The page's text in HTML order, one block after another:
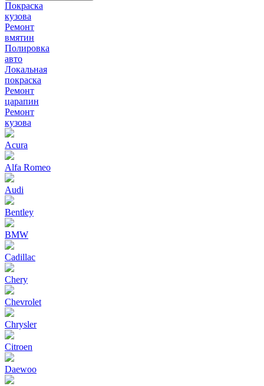
Покраска
кузова
Ремонт
вмятин
Полировка
авто
Локальная
покраска
Ремонт
царапин
Ремонт
кузова
Acura
Alfa Romeo
Audi
Bentley
BMW
Cadillac
Chery
Chevrolet
Chrysler
Citroen
Daewoo